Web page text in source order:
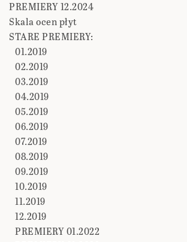
PREMIERY 12.2024
Skala ocen płyt
STARE PREMIERY:
01.2019
02.2019
03.2019
04.2019
05.2019
06.2019
07.2019
08.2019
09.2019
10.2019
11.2019
12.2019
PREMIERY 01.2022